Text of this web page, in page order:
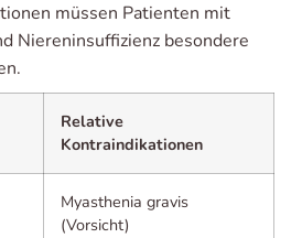
müssen Patienten mit
Niereninsuffizienz besondere
Relative
Kontraindikationen
Myasthenia gravis
(Vorsicht)